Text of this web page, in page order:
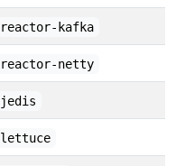
reactor-kafka
reactor-netty
jedis
lettuce